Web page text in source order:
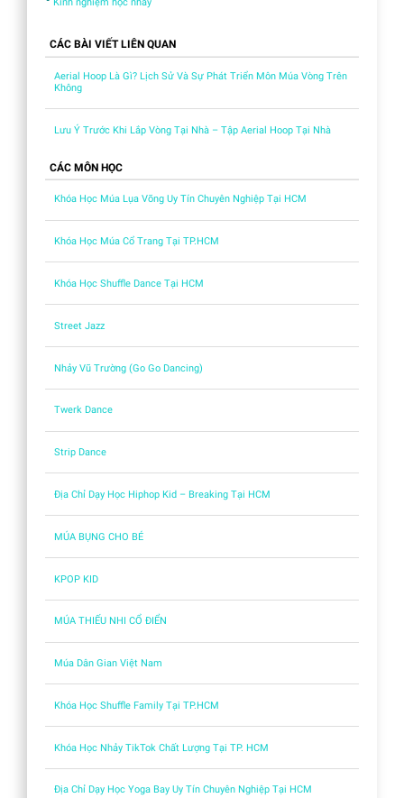
Kinh nghiệm học nhảy
CÁC BÀI VIẾT LIÊN QUAN
Aerial Hoop Là Gì? Lịch Sử Và Sự Phát Triển Môn Múa Vòng Trên
Không
Lưu Ý Trước Khi Lắp Vòng Tại Nhà – Tập Aerial Hoop Tại Nhà
CÁC MÔN HỌC
Khóa Học Múa Lụa Võng Uy Tín Chuyên Nghiệp Tại HCM
Khóa Học Múa Cổ Trang Tại TP.HCM
Khóa Học Shuffle Dance Tại HCM
Street Jazz
Nhảy Vũ Trường (Go Go Dancing)
Twerk Dance
Strip Dance
Địa Chỉ Dạy Học Hiphop Kid – Breaking Tại HCM
MÚA BỤNG CHO BÉ
KPOP KID
MÚA THIẾU NHI CỔ ĐIỂN
Múa Dân Gian Việt Nam
Khóa Học Shuffle Family Tại TP.HCM
Khóa Học Nhảy TikTok Chất Lượng Tại TP. HCM
Địa Chỉ Dạy Học Yoga Bay Uy Tín Chuyên Nghiệp Tại HCM